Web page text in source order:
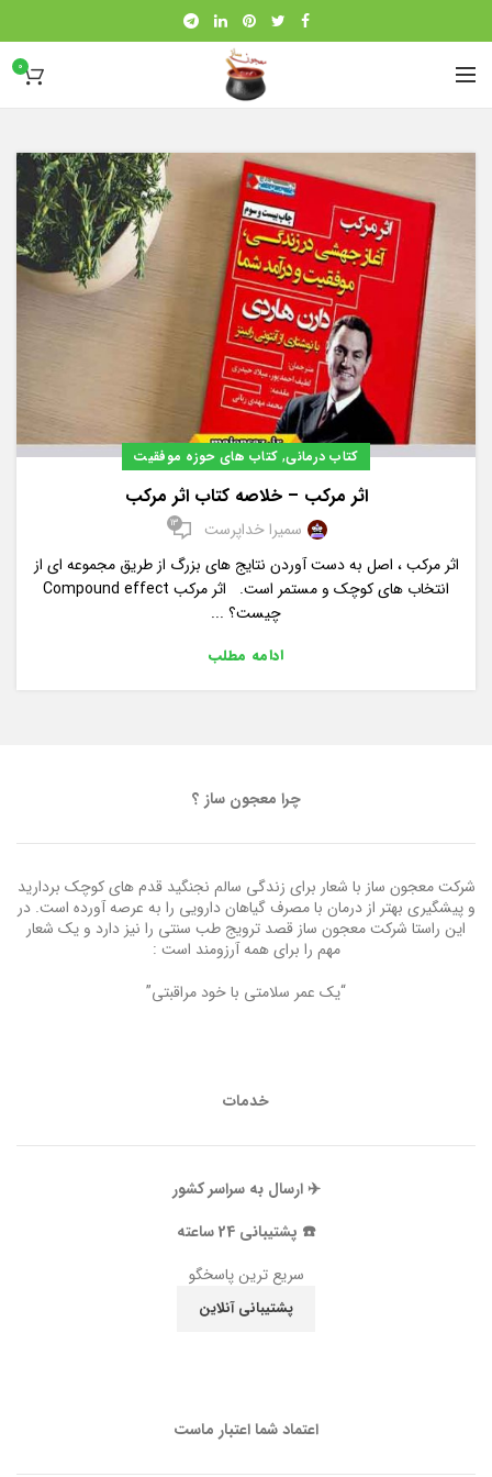
0
کتاب درمانی, کتاب های حوزه موفقیت
اثر مرکب – خلاصه کتاب اثر مرکب
سمیرا خداپرست 13
اثر مرکب ، اصل به دست آوردن نتایج های بزرگ از طریق مجموعه ای از
انتخاب های کوچک و مستمر است. اثر مرکب Compound effect
چیست؟ ...
ادامه مطلب
چرا معجون ساز ؟
شرکت معجون ساز با شعار برای زندگی سالم نجنگید قدم های کوچک بردارید
و پیشگیری بهتر از درمان با مصرف گیاهان دارویی را به عرصه آورده است. در
این راستا شرکت معجون ساز قصد ترویج طب سنتی را نیز دارد و یک شعار
مهم را برای همه آرزومند است :
“یک عمر سلامتی با خود مراقبتی”
خدمات
✈️ ارسال به سراسر کشور
☎️ پشتیبانی 24 ساعته
سریع ترین پاسخگو
پشتیبانی آنلاین
اعتماد شما اعتبار ماست